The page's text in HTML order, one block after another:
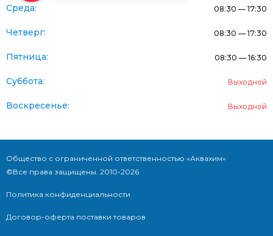
Среда: 08:30 — 17:30
Четверг: 08:30 — 17:30
Пятница: 08:30 — 16:30
Суббота: Выходной
Воскресенье: Выходной
Общество с ограниченной ответственностью «Аквахим»
©Все права защищены. 2010-2026
Политика конфиденциальности
Договор-оферта поставки товаров